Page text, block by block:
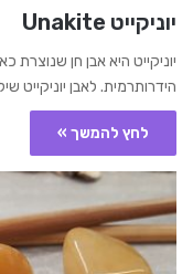
יוניקייט Unakite
יוניקייט היא אבן חן
הידרותרמית. לאבן יוניקייט
לחץ להמשך »